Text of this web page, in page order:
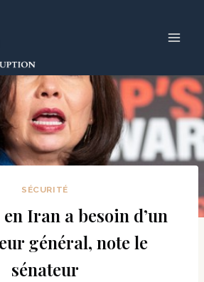
SÉCURITÉ
Iran a besoin d’un
général, note le
sénateur